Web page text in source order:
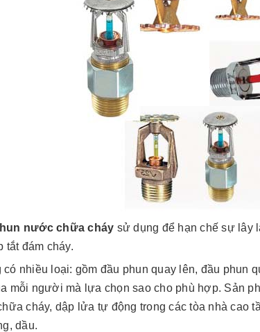
nước chữa cháy sử dụng để hạn chế sự lây
tắt đám cháy.
có nhiều loại: gồm đầu phun quay lên, đầu phun
mỗi người mà lựa chọn sao cho phù hợp. Sản
cháy, dập lửa tự động trong các tòa nhà cao
dầu.